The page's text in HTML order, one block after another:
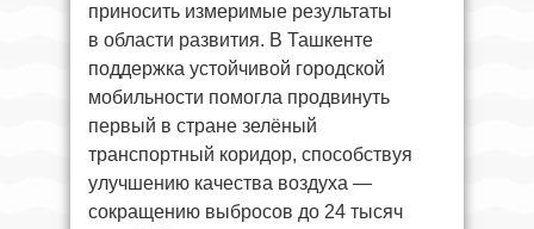
приносить измеримые результаты
в области развития. В Ташкенте
поддержка устойчивой городской
мобильности помогла продвинуть
первый в стране зелёный
транспортный коридор, способствуя
улучшению качества воздуха —
сокращению выбросов до 24 тысяч